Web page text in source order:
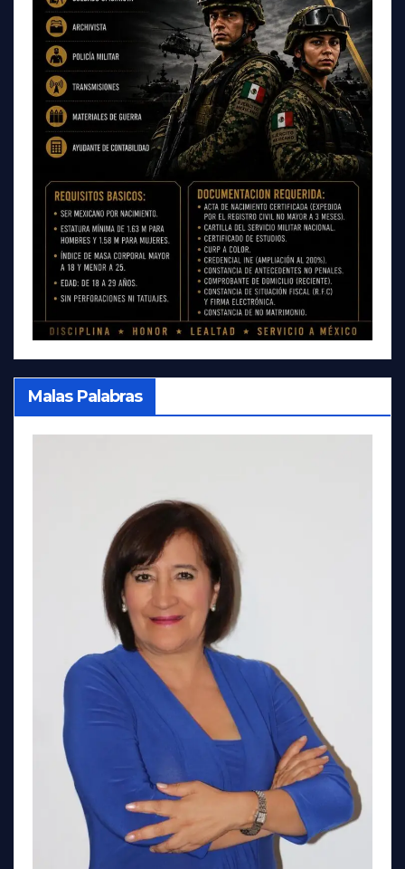
Malas Palabras